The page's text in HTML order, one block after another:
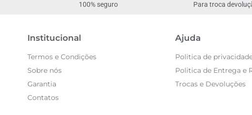
100% seguro Para troca
Institucional
Termos e Condições
Sobre nós
Garantia
Contatos
Ajuda
Politica de
Politica de Entrega e
Trocas e Devoluções